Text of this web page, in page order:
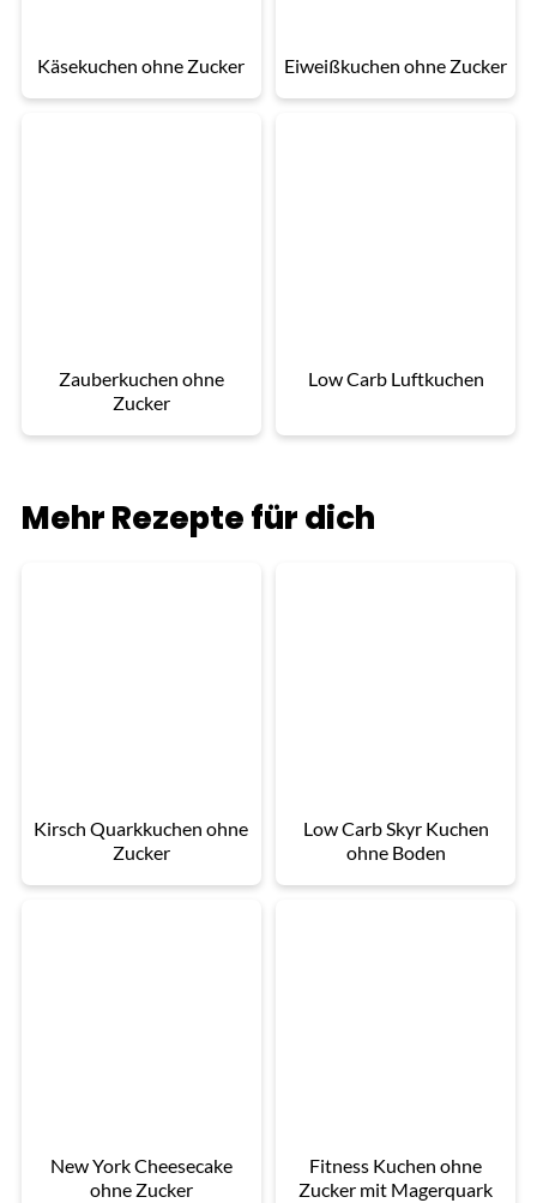
Käsekuchen ohne Zucker Eiweißkuchen ohne Zucker
Zauberkuchen ohne
Zucker
Low Carb Luftkuchen
Mehr Rezepte für dich
Kirsch Quarkkuchen ohne
Zucker
Low Carb Skyr Kuchen
ohne Boden
New York Cheesecake
ohne Zucker
Fitness Kuchen ohne
Zucker mit Magerquark